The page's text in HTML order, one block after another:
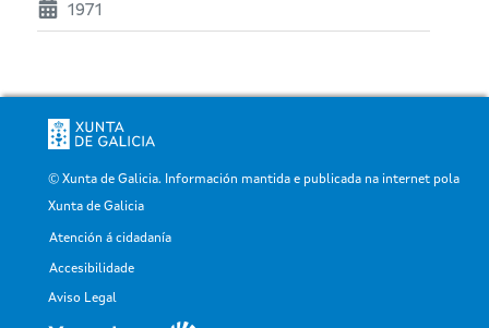
1971
© Xunta de Galicia. Información mantida e publicada na internet pola
Xunta de Galicia
Pé
Atención á cidadanía
Accesibilidade
Aviso Legal